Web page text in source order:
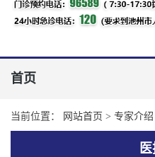
首页
当前位置： 网站首页 > 专家介绍